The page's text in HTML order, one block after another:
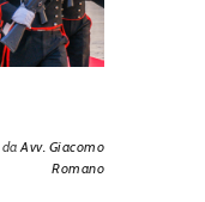
daAvv. Giacomo
Romano